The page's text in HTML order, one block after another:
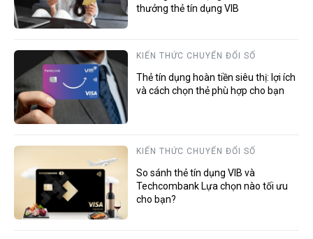
thưởng thẻ tín dụng VIB
KIẾN THỨC CHUYỂN ĐỔI SỐ
Thẻ tín dụng hoàn tiền siêu thị: lợi ích
và cách chọn thẻ phù hợp cho bạn
KIẾN THỨC CHUYỂN ĐỔI SỐ
So sánh thẻ tín dụng VIB và
Techcombank Lựa chọn nào tối ưu
cho bạn?